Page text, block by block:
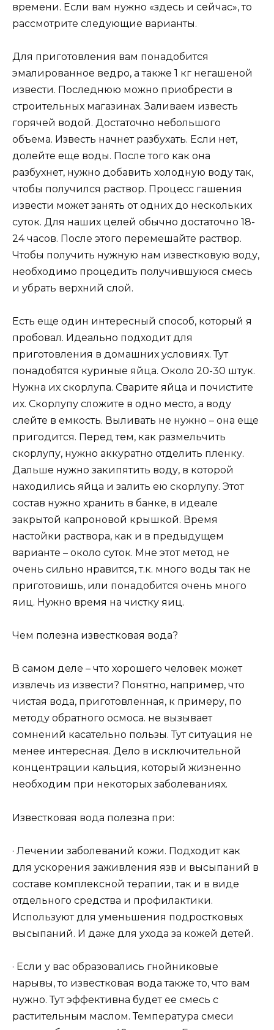
времени. Если вам нужно «здесь и сейчас», то
рассмотрите следующие варианты.
Для приготовления вам понадобится
эмалированное ведро, а также 1 кг негашеной
извести. Последнюю можно приобрести в
строительных магазинах. Заливаем известь
горячей водой. Достаточно небольшого
объема. Известь начнет разбухать. Если нет,
долейте еще воды. После того как она
разбухнет, нужно добавить холодную воду так,
чтобы получился раствор. Процесс гашения
извести может занять от одних до нескольких
суток. Для наших целей обычно достаточно 18-
24 часов. После этого перемешайте раствор.
Чтобы получить нужную нам известковую воду,
необходимо процедить получившуюся смесь
и убрать верхний слой.
Есть еще один интересный способ, который я
пробовал. Идеально подходит для
приготовления в домашних условиях. Тут
понадобятся куриные яйца. Около 20-30 штук.
Нужна их скорлупа. Сварите яйца и почистите
их. Скорлупу сложите в одно место, а воду
слейте в емкость. Выливать не нужно – она еще
пригодится. Перед тем, как размельчить
скорлупу, нужно аккуратно отделить пленку.
Дальше нужно закипятить воду, в которой
находились яйца и залить ею скорлупу. Этот
состав нужно хранить в банке, в идеале
закрытой капроновой крышкой. Время
настойки раствора, как и в предыдущем
варианте – около суток. Мне этот метод не
очень сильно нравится, т.к. много воды так не
приготовишь, или понадобится очень много
яиц. Нужно время на чистку яиц.
Чем полезна известковая вода?
В самом деле – что хорошего человек может
извлечь из извести? Понятно, например, что
чистая вода, приготовленная, к примеру, по
методу обратного осмоса. не вызывает
сомнений касательно пользы. Тут ситуация не
менее интересная. Дело в исключительной
концентрации кальция, который жизненно
необходим при некоторых заболеваниях.
Известковая вода полезна при:
· Лечении заболеваний кожи. Подходит как
для ускорения заживления язв и высыпаний в
составе комплексной терапии, так и в виде
отдельного средства и профилактики.
Используют для уменьшения подростковых
высыпаний. И даже для ухода за кожей детей.
· Если у вас образовались гнойниковые
нарывы, то известковая вода также то, что вам
нужно. Тут эффективна будет ее смесь с
растительным маслом. Температура смеси